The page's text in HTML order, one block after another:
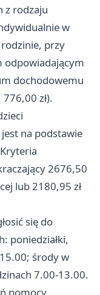
z rodzaju
w
przy
dochodowemu
zł).
na podstawie
2676,50
lub 2180,95 zł
się do
poniedziałki,
środy w
7.00-13.00.